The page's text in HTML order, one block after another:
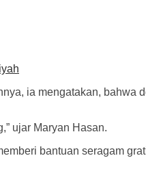
ia mengatakan,
ujar Maryan Hasan.
bantuan seragam